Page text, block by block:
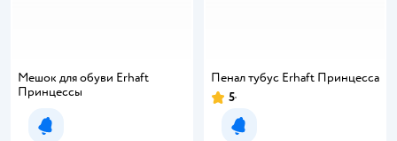
Мешок для обуви Erhaft
Принцессы
Уведомить о появлении
Пенал тубус Erhaft Принцесса
5
Уведомить о появлении